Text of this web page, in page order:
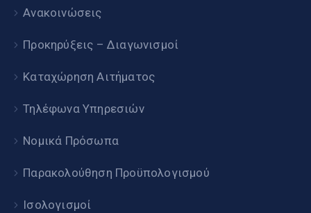
Ανακοινώσεις
Προκηρύξεις – Διαγωνισμοί
Καταχώρηση Αιτήματος
Τηλέφωνα Υπηρεσιών
Νομικά Πρόσωπα
Παρακολούθηση Προϋπολογισμού
Ισολογισμοί